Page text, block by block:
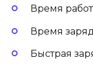
Время
Время
Быстрая